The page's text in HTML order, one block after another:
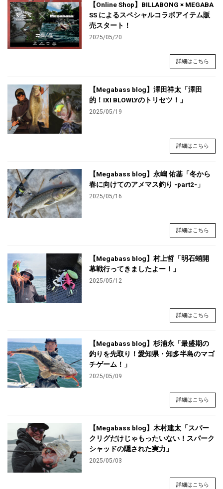
【Online Shop】BILLABONG × MEGABA
SS によるスペシャルコラボアイテム販
売スタート！
2025/05/20
詳細はこちら
【Megabass blog】澤田祥太「澤田
的！IXI BLOWLYのトリセツ！」
2025/05/19
詳細はこちら
【Megabass blog】永嶋 佑基「冬から
春に向けてのアメマス釣り -part2-」
2025/05/16
詳細はこちら
【Megabass blog】村上哲「明石蛸開
幕戦行ってきましたよー！」
2025/05/12
詳細はこちら
【Megabass blog】杉浦永「最盛期の
釣りを先取り！愛知県・知多半島のマゴ
チゲーム！」
2025/05/09
詳細はこちら
【Megabass blog】木村建太「スパー
クリグだけじゃもったいない！スパーク
シャッドの隠された実力」
2025/05/03
詳細はこちら